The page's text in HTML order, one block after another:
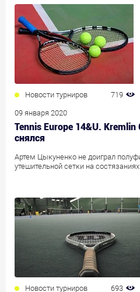
Новости турниров 719
09 января 2020
Tennis Europe 14&U.
снялся
Артем Цыкуненко не доиграл
утешительной сетки на
Новости турниров 693